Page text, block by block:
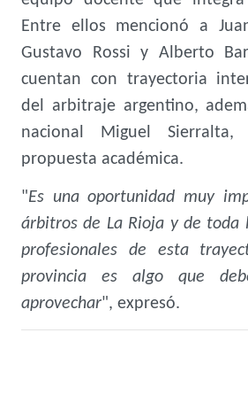
Entre ellos mencionó a
Gustavo Rossi y Alberto
cuentan con trayectoria
del arbitraje argentino,
nacional Miguel
propuesta académica.
"Es una oportunidad muy
árbitros de La Rioja y de toda
profesionales de esta
provincia es algo que
aprovechar", expresó.